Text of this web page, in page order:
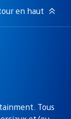
en haut
Tous